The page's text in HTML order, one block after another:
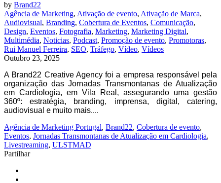
by Brand22
Agência de Marketing, Ativação de evento, Ativação de Marca,
Audiovisual, Branding, Cobertura de Eventos, Comunicação,
Design, Eventos, Fotografia, Marketing, Marketing Digital,
Multimédia, Noticias, Podcast, Promoção de evento, Promotoras,
Rui Manuel Ferreira, SEO, Tráfego, Vídeo, Vídeos
Outubro 23, 2025
A Brand22 Creative Agency foi a empresa responsável pela
organização das Jornadas Transmontanas de Atualização
em Cardiologia, em Vila Real, assegurando uma gestão
360º: estratégia, branding, imprensa, digital, catering,
audiovisual e muito mais....
Agência de Marketing Portugal, Brand22, Cobertura de evento,
Eventos, Jornadas Transmontanas de Atualização em Cardiologia,
Livestreaming, ULSTMAD
Partilhar